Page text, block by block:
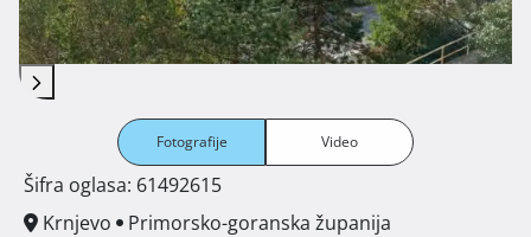
Fotografije Video
Šifra oglasa: 61492615
Krnjevo
Primorsko-goranska županija